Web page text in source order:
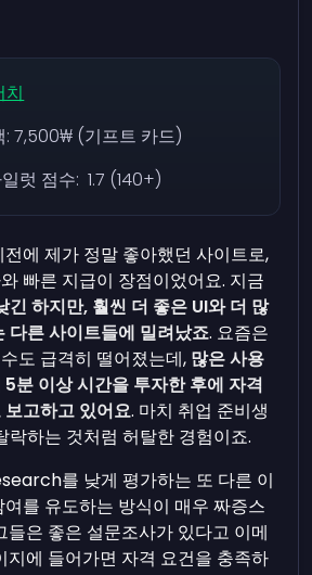
치
:7,500₩ (기프트 카드)
럿 점수: 1.7 (140+)
에 제가 정말 좋아했던 사이트로,
빠른 지급이 장점이었어요. 지금
긴 하지만, 훨씬 더 좋은 UI와 더 많
다른 사이트들에 밀려났죠. 요즘은
도 급격히 떨어졌는데, 많은 사용
분 이상 시간을 투자한 후에 자격
고하고 있어요. 마치 취업 준비생
락하는 것처럼 허탈한 경험이죠.
를 낮게 평가하는 또 다른 이
를 유도하는 방식이 매우 짜증스
들은 좋은 설문조사가 있다고 이메
지에 들어가면 자격 요건을 충족하